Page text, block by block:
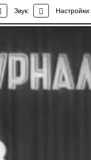
Звук: Настройки:
кинохроники